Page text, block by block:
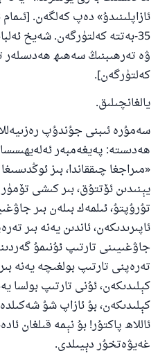
35-بەتتە كەلتۈرگەن. شەيخ
كەلتۈرگەن].
يالغانچىلىق.
سەمۇرە ئىبنى جۇندۇپ
ھەدىستە: پەيغەمبەر
«مىراجغا چىققاندا، بىز
يېنىدىن ئۆتتۇق، بىر كىشى
تۇرۇپتۇ، ئىلمەك بىلەن بىر
ئاپىرىدىكەن، ئاندىن يەنە بىر
جاۋغىيىنى تارتىپ ئۇنىمۇ
تەرەپنى تارتىپ بولغىچە يەنە
كېلىدىكەن، ئۇنى تارتىپ بولسا
كېلىدىكەن، بۇ ئازاپ شۇ
ئاللاھ پاكتۇر! بۇ نېمە قىلغان
غەيۋەتخۇر دېيىلدى.